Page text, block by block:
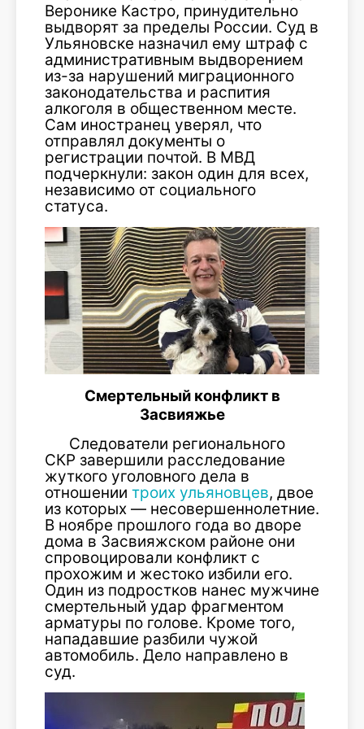
Веронике Кастро, принудительно
выдворят за пределы России. Суд в
Ульяновске назначил ему штраф с
административным выдворением
из-за нарушений миграционного
законодательства и распития
алкоголя в общественном месте.
Сам иностранец уверял, что
отправлял документы о
регистрации почтой. В МВД
подчеркнули: закон один для всех,
независимо от социального
статуса.
Смертельный конфликт в
Засвияжье
Следователи регионального
СКР завершили расследование
жуткого уголовного дела в
отношении троих ульяновцев, двое
из которых — несовершеннолетние.
В ноябре прошлого года во дворе
дома в Засвияжском районе они
спровоцировали конфликт с
прохожим и жестоко избили его.
Один из подростков нанес мужчине
смертельный удар фрагментом
арматуры по голове. Кроме того,
нападавшие разбили чужой
автомобиль. Дело направлено в
суд.